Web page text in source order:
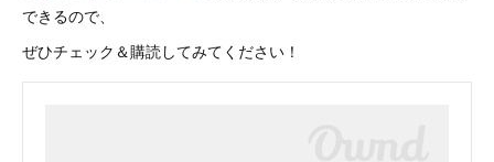
できるので、
ぜひチェック＆購読してみてください！